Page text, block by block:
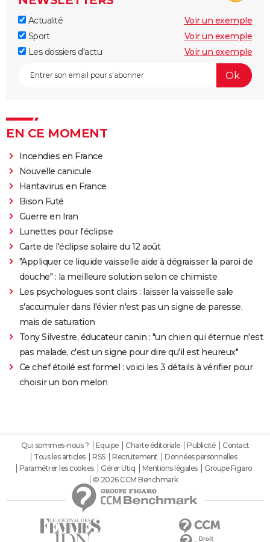
Actualité
Voir un exemple
Sport
Voir un exemple
Les dossiers d'actu
Voir un exemple
EN CE MOMENT
Incendies en France
Nouvelle canicule
Hantavirus en France
Bison Futé
Guerre en Iran
Lunettes pour l'éclipse
Carte de l'éclipse solaire du 12 août
"Appliquer ce liquide vaisselle aide à dégraisser la paroi de
douche" : la meilleure solution selon ce chimiste
Les psychologues sont clairs : laisser la vaisselle sale
s'accumuler dans l'évier n'est pas un signe de paresse,
mais de saturation
Tony Silvestre, éducateur canin : "un chien qui éternue n'est
pas malade, c'est un signe pour dire qu'il est heureux"
Ce chef étoilé est formel : voici les 3 détails à vérifier pour
choisir un bon melon
Qui sommes-nous ? Equipe Charte éditoriale Publicité
Contact
Tous les articles
RSS Recrutement
Données personnelles
Paramétrer les cookies
Gérer Utiq Mentions légales
Groupe Figaro
© 2026 CCM Benchmark